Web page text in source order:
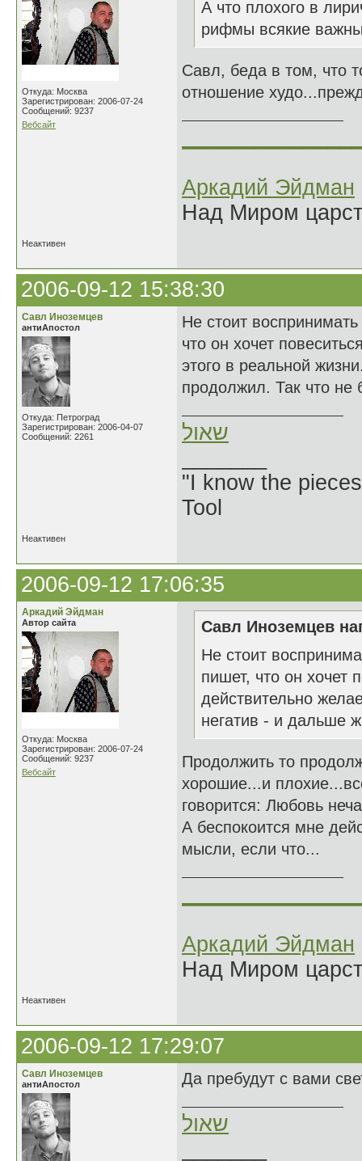
Откуда: Москва
Зарегистрирован: 2006-07-24
Сообщений: 9237
Вебсайт
А что плохого в
рифмы всякие
Савл, беда в том, что
отношение
Аркадий Эйдман
Над Миром
Неактивен
2006-09-12 15:38:30
Савл Иноземцев
антиАпостол
Откуда: Петроград
Зарегистрирован: 2006-04-07
Сообщений: 2261
Не стоит
что он хочет
этого в реальной
продолжил. Так что не
שאול
"I know the
Tool
Неактивен
2006-09-12 17:06:35
Аркадий Эйдман
Автор сайта
Откуда: Москва
Зарегистрирован: 2006-07-24
Сообщений: 9237
Вебсайт
Савл Иноземцев
Не стоит
пишет, что он хочет
действительно
негатив - и дальше
Продолжить то
хорошие...и
говорится: Любовь
А беспокоится мне
мысли, если что...
Аркадий Эйдман
Над Миром
Неактивен
2006-09-12 17:29:07
Савл Иноземцев
антиАпостол Да пребудут с вами
שאול